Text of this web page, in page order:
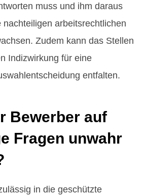
muss und ihm daraus
arbeitsrechtlichen
Zudem kann das Stellen
Indizwirkung für eine
entfalten.
Bewerber auf
Fragen unwahr
in die geschützte